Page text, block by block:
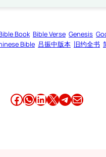
Book Bible Verse Genesis
Bible 吕振中版本 旧约全书
Share this article on Facebook Share this article on WhatsApp Share this article on LinkedIn Share this article on X Share this article on TelegramEmail this Article